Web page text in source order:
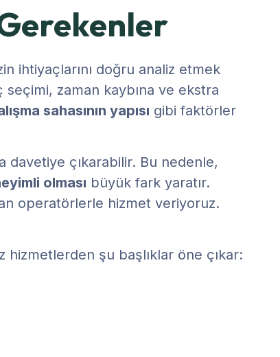
ihtiyaçlarını doğru analiz etmek
zaman kaybına ve ekstra
sahasının yapısı gibi faktörler
davetiye çıkarabilir. Bu nedenle,
olması büyük fark yaratır.
operatörlerle hizmet veriyoruz.
şu başlıklar öne çıkar: